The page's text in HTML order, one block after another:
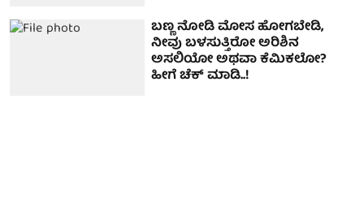
ಬಣ್ಣ ನೋಡಿ ಮೋಸ ಹೋಗಬೇಡಿ,
ನೀವು ಬಳಸುತ್ತಿರೋ ಅರಿಶಿನ
ಅಸಲಿಯೋ ಅಥವಾ ಕೆಮಿಕಲೋ?
ಹೀಗೆ ಚೆಕ್ ಮಾಡಿ..!